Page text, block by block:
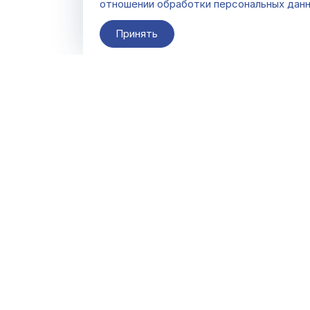
отношении обработки персональных
Принять